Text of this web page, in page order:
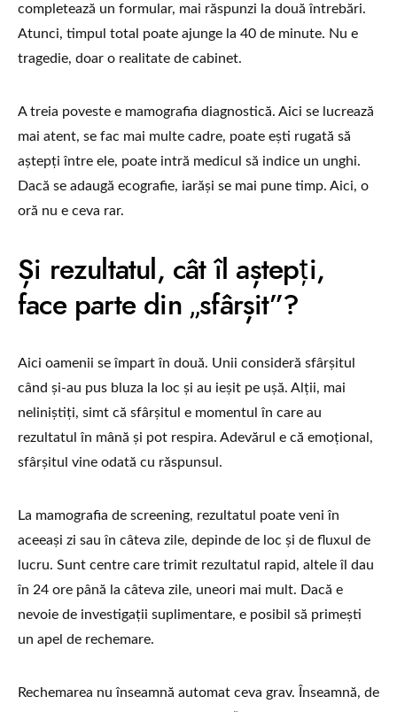
completează un formular, mai răspunzi la două întrebări.
Atunci, timpul total poate ajunge la 40 de minute. Nu e
tragedie, doar o realitate de cabinet.
A treia poveste e mamografia diagnostică. Aici se lucrează
mai atent, se fac mai multe cadre, poate ești rugată să
aștepți între ele, poate intră medicul să indice un unghi.
Dacă se adaugă ecografie, iarăși se mai pune timp. Aici, o
oră nu e ceva rar.
Și rezultatul, cât îl aștepți,
face parte din „sfârșit”?
Aici oamenii se împart în două. Unii consideră sfârșitul
când și-au pus bluza la loc și au ieșit pe ușă. Alții, mai
neliniștiți, simt că sfârșitul e momentul în care au
rezultatul în mână și pot respira. Adevărul e că emoțional,
sfârșitul vine odată cu răspunsul.
La mamografia de screening, rezultatul poate veni în
aceeași zi sau în câteva zile, depinde de loc și de fluxul de
lucru. Sunt centre care trimit rezultatul rapid, altele îl dau
în 24 ore până la câteva zile, uneori mai mult. Dacă e
nevoie de investigații suplimentare, e posibil să primești
un apel de rechemare.
Rechemarea nu înseamnă automat ceva grav. Înseamnă, de